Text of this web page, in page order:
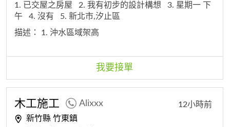
1. 已交屋之房屋 2. 我有初步的設計構想
3. 星期一 下
午
4. 沒有
5. 新北市,汐止區
描述： 1. 沖水區域架高
我要接單
木工施工 Alixxx
新竹縣 竹東鎮
12小時前